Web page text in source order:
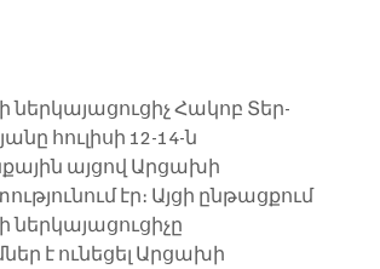
ներկայացուցիչ Հակոբ Տեր-
հուլիսի 12-14-ն
այցով Արցախի
էր։ Այցի ընթացքում
ներկայացուցիչը
է ունեցել Արցախի